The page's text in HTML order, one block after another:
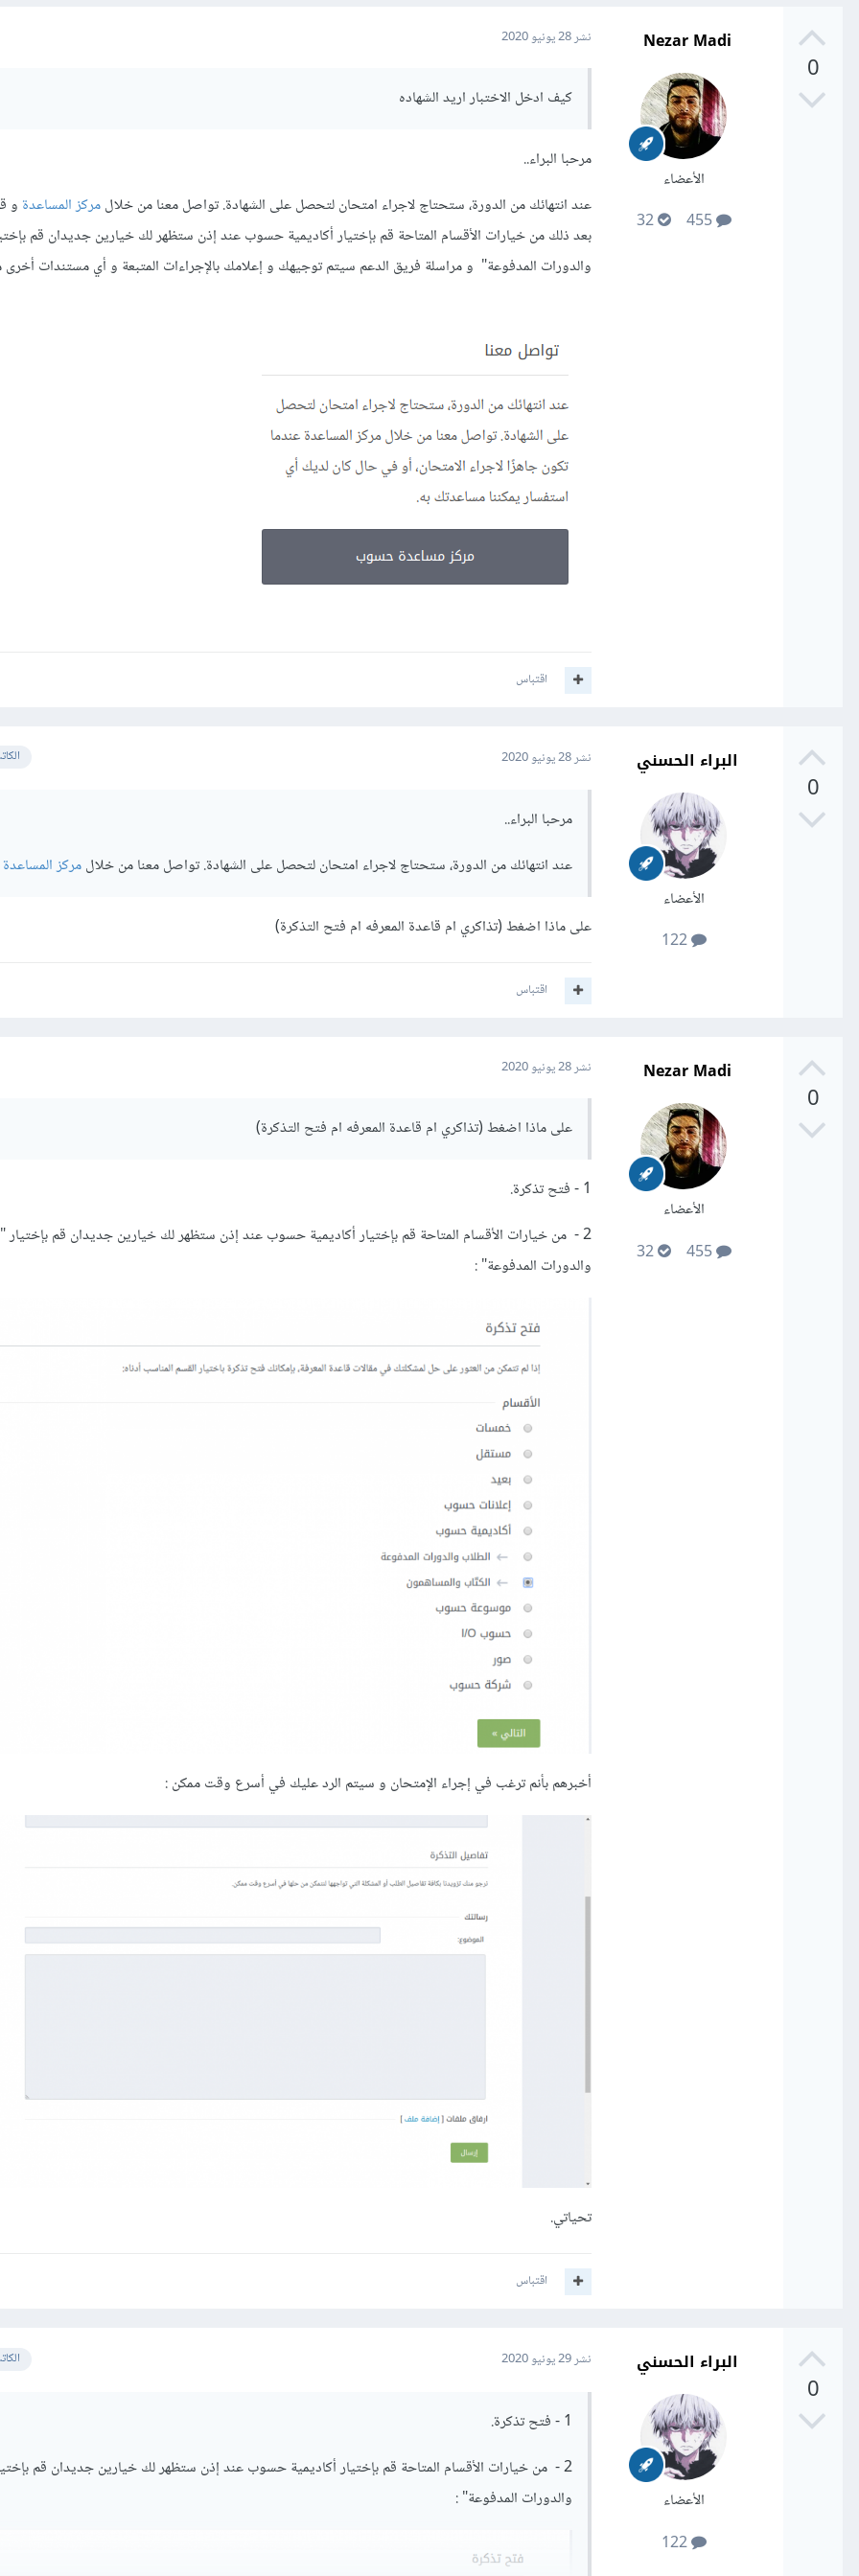
0
Nezar Madi
الأعضاء
455
32
نشر28 يونيو 2020
كيف ادخل الاختبار اريد الشهاده
مرحبا البراء..
عند انتهائك من الدورة، ستحتاج لاجراء امتحان لتحصل على الشهادة. تواصل معنا من خلالمركز المساعدة و
بعد ذلك من خيارات الأقسام المتاحة قم بإختيار أكاديمية حسوب عند إذن ستظهر لك خيارين جديدان قم
والدورات المدفوعة" و مراسلة فريق الدعم سيتم توجيهك و إعلامك بالإجراءات المتبعة و أي مستندات أخرى
اقتباس
0
البراء الحسني
الأعضاء
122
نشر28 يونيو 2020
مرحبا البراء..
عند انتهائك من الدورة، ستحتاج لاجراء امتحان لتحصل على الشهادة. تواصل معنا من خلالمركز المساعدة
على ماذا اضغط (تذاكري ام قاعدة المعرفه ام فتح التذكرة)
اقتباس
0
Nezar Madi
الأعضاء
455
32
نشر28 يونيو 2020
على ماذا اضغط (تذاكري ام قاعدة المعرفه ام فتح التذكرة)
1 - فتح تذكرة.
2 - من خيارات الأقسام المتاحة قم بإختيار أكاديمية حسوب عند إذن ستظهر لك خيارين جديدان قم بإختيار
والدورات المدفوعة" :
أخبرهم بأنم ترغب في إجراء الإمتحان و سيتم الرد عليك في أسرع وقت ممكن :
تحياتي.
اقتباس
0
البراء الحسني
الأعضاء
122
نشر29 يونيو 2020
1 - فتح تذكرة.
2 - من خيارات الأقسام المتاحة قم بإختيار أكاديمية حسوب عند إذن ستظهر لك خيارين جديدان قم
والدورات المدفوعة" :